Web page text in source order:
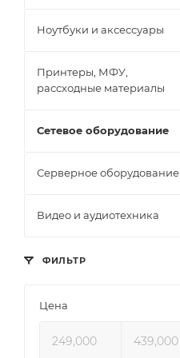
Ноутбуки и аксессуары
Принтеры, МФУ,
рассходные материалы
Сетевое оборудование
Серверное оборудование
Видео и аудиотехника
ФИЛЬТР
Цена